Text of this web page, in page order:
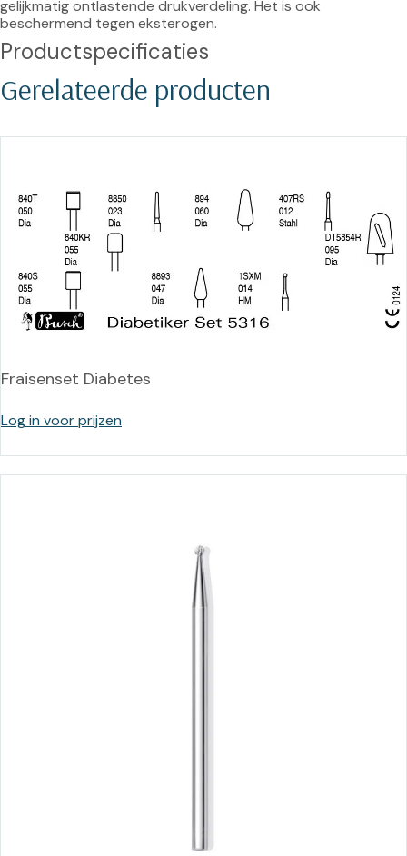
gelijkmatig ontlastende drukverdeling. Het is ook
beschermend tegen eksterogen.
Productspecificaties
Gerelateerde producten
Fraisenset Diabetes
Log in voor prijzen